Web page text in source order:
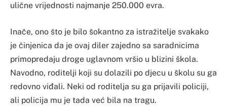
ulične vrijednosti najmanje 250.000 evra.
Inače, ono što je bilo šokantno za istražitelje svakako
je činjenica da je ovaj diler zajedno sa saradnicima
primopredaju droge uglavnom vršio u blizini škola.
Navodno, roditelji koji su dolazili po djecu u školu su ga
redovno viđali. Neki od roditelja su ga prijavili policiji,
ali policija mu je tada već bila na tragu.